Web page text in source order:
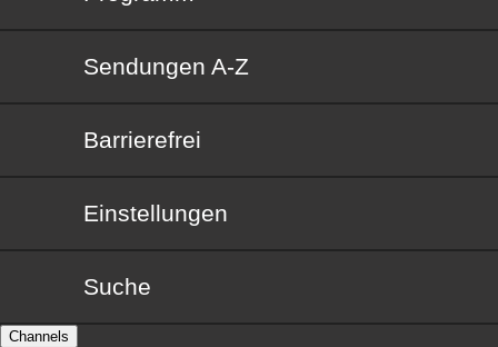
Sendungen von A bis Z
Sendungen A-Z
Barrierefrei
Barrierefrei
Einstellungen
Suche
Channels